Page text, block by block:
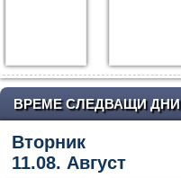
ВРЕМЕ СЛЕДВАЩИ ДНИ
Вторник
11.08. Август